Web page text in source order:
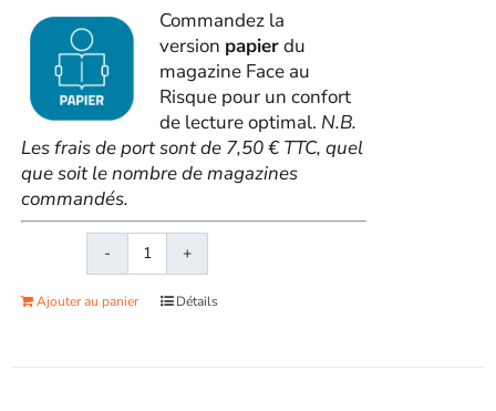
Commandez la
version papierdu
magazine Face au
Risque pour un confort
de lecture optimal. N.B.
Les frais de port sont de 7,50 € TTC, quel
que soit le nombre de magazines
commandés.
quantité
de
Face
Ajouter au panier Détails